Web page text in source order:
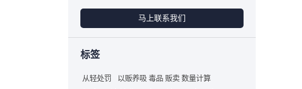
马上联系我们
标签
从轻处罚 以贩养吸 毒品 贩卖 数量计算